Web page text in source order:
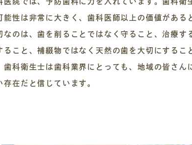
能性は非常に大きく、歯科医師以上の価値がある
なのは、歯を削ることではなく守ること、治療す
ること、補綴物ではなく天然の歯を大切にするこ
歯科衛生士は歯科業界にとっても、地域の皆さん
存在だと信じています。